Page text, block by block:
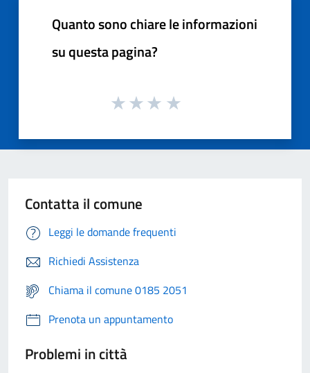
Quanto sono chiare le informazioni
su questa pagina?
Contatta il comune
Leggi le domande frequenti
Richiedi Assistenza
Chiama il comune 0185 2051
Prenota un appuntamento
Problemi in città